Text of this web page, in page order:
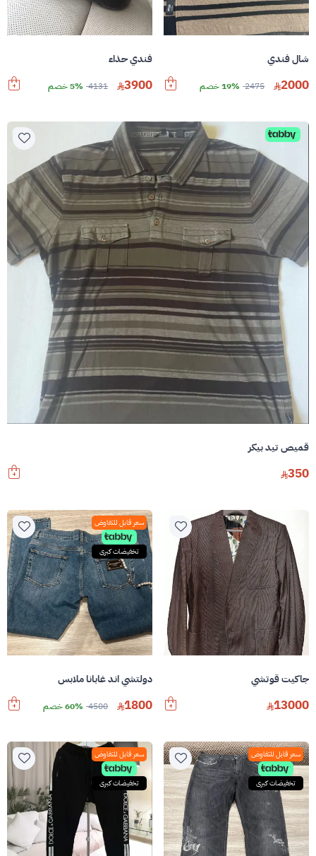
شال فندي
2000
2475 19% خصم
فندي حذاء
3900
4131 5% خصم
قميص تيد بيكر
350
جاكيت قوتشي
13000
سعر قابل للتفاوض
تخفيضات كبرى
دولتشي اند غابانا ملابس
1800
4500 60% خصم
سعر قابل للتفاوض
تخفيضات كبرى
سعر قابل للتفاوض
تخفيضات كبرى